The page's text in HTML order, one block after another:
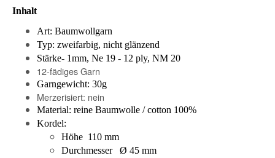
Inhalt
Art: Baumwollgarn
Typ: zweifarbig, nicht glänzend
Stärke- 1mm, Ne 19 - 12 ply, NM 20
12-fädiges Garn
Garngewicht: 30g
Merzerisiert: nein
Material: reine Baumwolle / cotton 100%
Kordel:
Höhe 110 mm
Durchmesser Ø 45 mm